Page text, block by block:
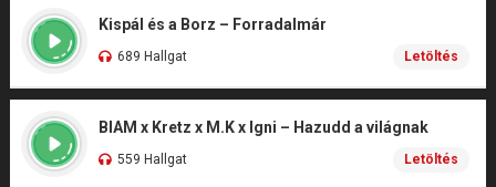
Kispál és a Borz – Forradalmár
689 Hallgat Letöltés
BIAM x Kretz x M.K x Igni – Hazudd a világnak
559 Hallgat Letöltés